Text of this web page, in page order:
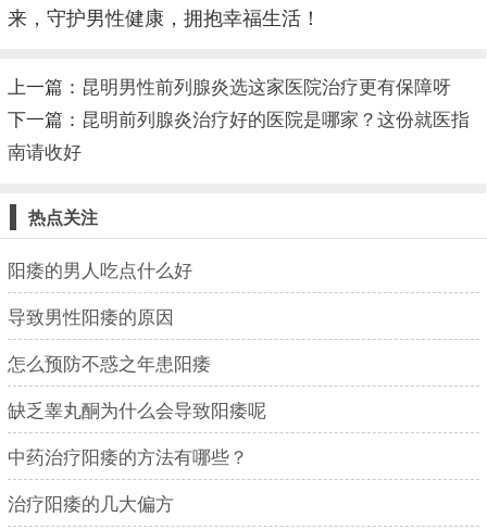
来，守护男性健康，拥抱幸福生活！
上一篇： 昆明男性前列腺炎选这家医院治疗更有保障呀
下一篇： 昆明前列腺炎治疗好的医院是哪家？这份就医指
南请收好
热点关注
阳痿的男人吃点什么好
导致男性阳痿的原因
怎么预防不惑之年患阳痿
缺乏睾丸酮为什么会导致阳痿呢
中药治疗阳痿的方法有哪些？
治疗阳痿的几大偏方